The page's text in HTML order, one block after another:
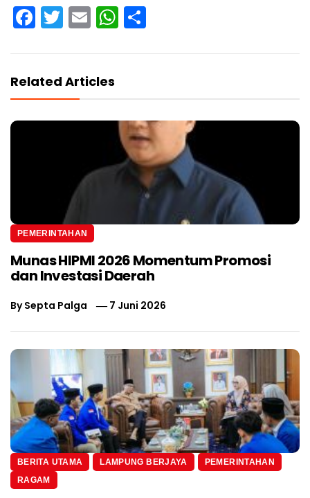
Facebook
Twitter
EmailWhatsApp
Related Articles
PEMERINTAHAN
Munas HIPMI 2026 Momentum Promosi
dan Investasi Daerah
BySepta Palga 7 Juni 2026
BERITA UTAMA LAMPUNG BERJAYA
PEMERINTAHAN
RAGAM